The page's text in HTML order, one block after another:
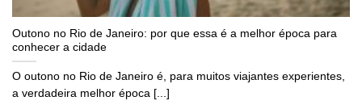
Outono no Rio de Janeiro: por que essa é a melhor época para
conhecer a cidade
O outono no Rio de Janeiro é, para muitos viajantes experientes,
a verdadeira melhor época [...]